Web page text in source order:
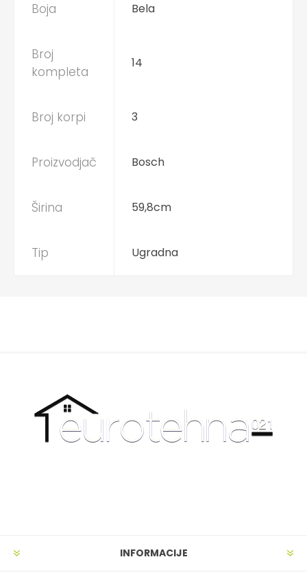
Boja Bela
Broj
kompleta
14
Broj korpi 3
Proizvodjač Bosch
Širina 59,8cm
Tip Ugradna
INFORMACIJE